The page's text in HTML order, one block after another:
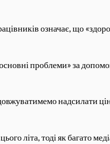
означає, що
проблеми» за
надсилати
літа, тоді як багато